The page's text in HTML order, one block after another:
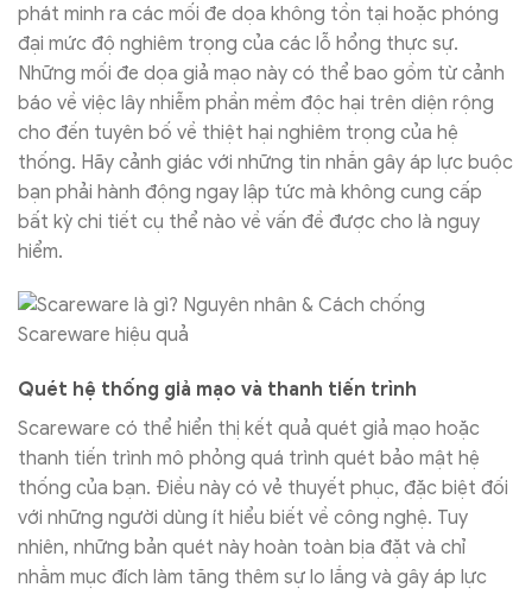
phát minh ra các mối đe dọa không tồn tại hoặc phóng
đại mức độ nghiêm trọng của các lỗ hổng thực sự.
Những mối đe dọa giả mạo này có thể bao gồm từ cảnh
báo về việc lây nhiễm phần mềm độc hại trên diện rộng
cho đến tuyên bố về thiệt hại nghiêm trọng của hệ
thống. Hãy cảnh giác với những tin nhắn gây áp lực buộc
bạn phải hành động ngay lập tức mà không cung cấp
bất kỳ chi tiết cụ thể nào về vấn đề được cho là nguy
hiểm.
Quét hệ thống giả mạo và thanh tiến trình
Scareware có thể hiển thị kết quả quét giả mạo hoặc
thanh tiến trình mô phỏng quá trình quét bảo mật hệ
thống của bạn. Điều này có vẻ thuyết phục, đặc biệt đối
với những người dùng ít hiểu biết về công nghệ. Tuy
nhiên, những bản quét này hoàn toàn bịa đặt và chỉ
nhằm mục đích làm tăng thêm sự lo lắng và gây áp lực